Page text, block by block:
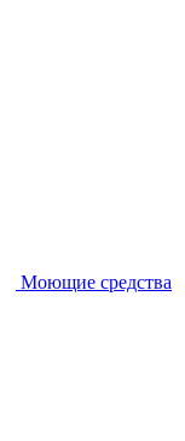
Моющие средства